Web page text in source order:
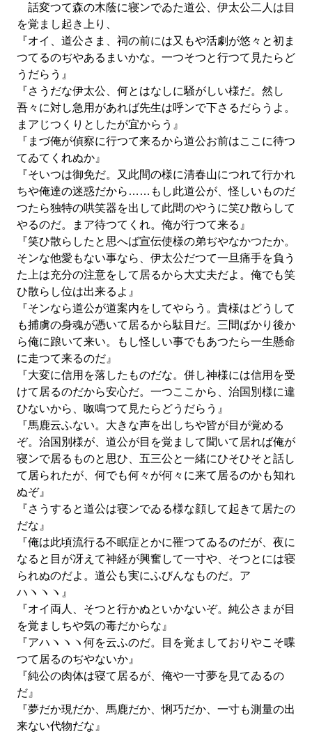
話変つて森の木蔭に寝ンでゐた道公、伊太公二人は目
を覚まし起き上り、
『オイ、道公さま、祠の前には又もや活劇が悠々と初ま
つてるのぢやあるまいかな。一つそつと行つて見たらど
うだらう』
『さうだな伊太公、何とはなしに騒がしい様だ。然し
吾々に対し急用があれば先生は呼ンで下さるだらうよ。
まアじつくりとしたが宜からう』
『まづ俺が偵察に行つて来るから道公お前はここに待つ
てゐてくれぬか』
『そいつは御免だ。又此間の様に清春山につれて行かれ
ちや俺達の迷惑だから……もし此道公が、怪しいものだ
つたら独特の哄笑器を出して此間のやうに笑ひ散らして
やるのだ。まア待つてくれ。俺が行つて来る』
『笑ひ散らしたと思へば宣伝使様の弟ぢやなかつたか。
そンな他愛もない事なら、伊太公だつて一旦痛手を負う
た上は充分の注意をして居るから大丈夫だよ。俺でも笑
ひ散らし位は出来るよ』
『そンなら道公が道案内をしてやらう。貴様はどうして
も捕虜の身魂が憑いて居るから駄目だ。三間ばかり後か
ら俺に踉いて来い。もし怪しい事でもあつたら一生懸命
に走つて来るのだ』
『大変に信用を落したものだな。併し神様には信用を受
けて居るのだから安心だ。一つここから、治国別様に違
ひないから、呶鳴つて見たらどうだらう』
『馬鹿云ふない。大きな声を出しちや皆が目が覚める
ぞ。治国別様が、道公が目を覚まして聞いて居れば俺が
寝ンで居るものと思ひ、五三公と一緒にひそひそと話し
て居られたが、何でも何々が何々に来て居るのかも知れ
ぬぞ』
『さうすると道公は寝ンでゐる様な顔して起きて居たの
だな』
『俺は此頃流行る不眠症とかに罹つてゐるのだが、夜に
なると目が冴えて神経が興奮して一寸や、そつとには寝
られぬのだよ。道公も実にふびんなものだ。ア
ハヽヽヽ』
『オイ両人、そつと行かぬといかないぞ。純公さまが目
を覚ましちや気の毒だからな』
『アハヽヽヽ何を云ふのだ。目を覚ましておりやこそ喋
つて居るのぢやないか』
『純公の肉体は寝て居るが、俺や一寸夢を見てゐるの
だ』
『夢だか現だか、馬鹿だか、悧巧だか、一寸も測量の出
来ない代物だな』